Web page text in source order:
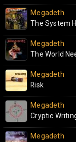
Megadeth
The System
Megadeth
The World
Megadeth
Risk
Megadeth
Cryptic
Megadeth